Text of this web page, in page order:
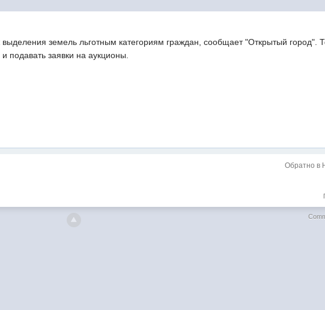
земель льготным категориям граждан, сообщает "Открытый город".
подавать заявки на аукционы.
Обратно в